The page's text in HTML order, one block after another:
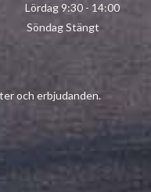
9:30 - 14:00
Stängt
och erbjudanden.